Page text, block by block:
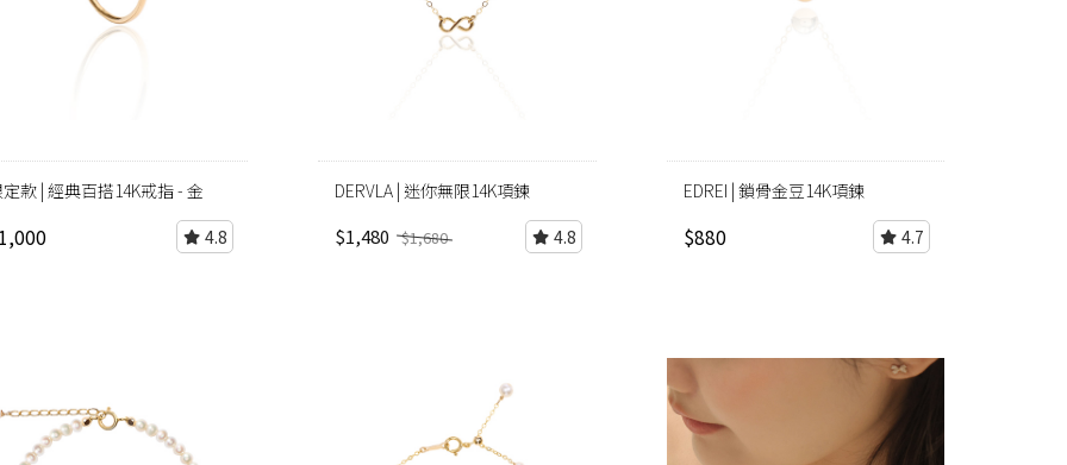
款 | 經典百搭14K戒指 - 金
4.8
DERVLA | 迷你無限14K項鍊
$1,480 $1,680 4.8
EDREI | 鎖骨金豆14K項鍊
$880 4.7